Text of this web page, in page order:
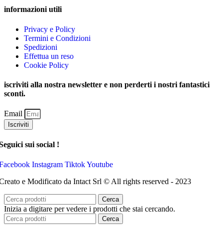
informazioni utili
Privacy e Policy
Termini e Condizioni
Spedizioni
Effettua un reso
Cookie Policy
iscriviti alla nostra newsletter e non perderti i nostri fantastici
sconti.
Email
Iscriviti
sui social !
Instagram TiktokYoutube
e Modificato da Intact Srl © All rights reserved - 2023
Cerca
Inizia a digitare per vedere i prodotti che stai cercando.
Cerca